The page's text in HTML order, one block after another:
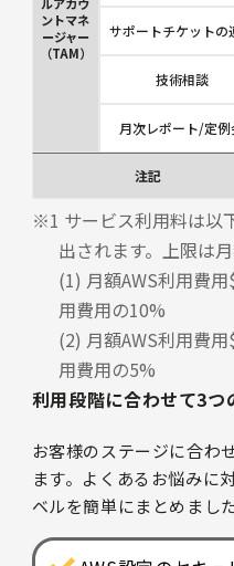
ルアカウ
ントマネ
ージャー
（TAM）
サポートチケットの
技術相談
月次レポート/定例
注記
※1 サービス利用料は以
出されます。上限は
(1) 月額AWS利用費
用費用の10%
(2) 月額AWS利用費
用費用の5%
利用段階に合わせて3
お客様のステージに合わ
ます。よくあるお悩みに
ベルを簡単にまとめました